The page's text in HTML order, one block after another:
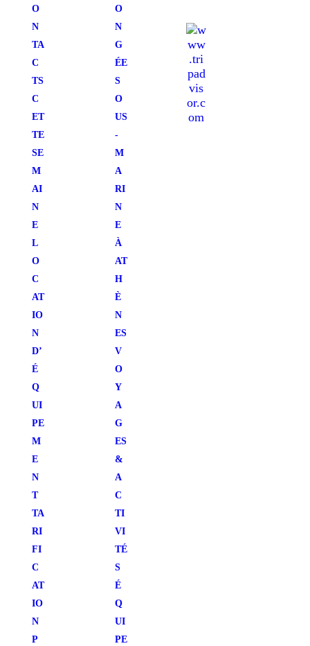
O
N
TA
C
TS
C
ET
TE
SE
M
AI
N
E
L
O
C
AT
IO
N
D’
É
Q
UI
PE
M
E
N
T
TA
RI
FI
C
AT
IO
N
P
O
N
G
ÉE
S
O
US
-
M
A
RI
N
E
À
AT
H
È
N
ES
V
O
Y
A
G
ES
&
A
C
TI
VI
TÉ
S
É
Q
UI
PE